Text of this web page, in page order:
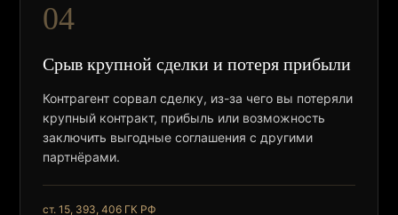
04
Срыв крупной сделки и потеря прибыли
Контрагент сорвал сделку, из-за чего вы потеряли
крупный контракт, прибыль или возможность
заключить выгодные соглашения с другими
партнёрами.
ст. 15, 393, 406 ГК РФ